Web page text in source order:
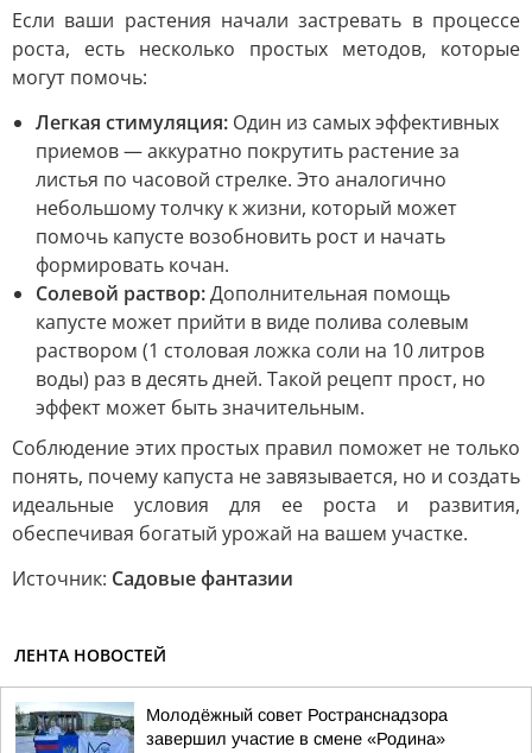
Если ваши растения начали застревать в процессе
роста, есть несколько простых методов, которые
могут помочь:
Легкая стимуляция: Один из самых эффективных
приемов — аккуратно покрутить растение за
листья по часовой стрелке. Это аналогично
небольшому толчку к жизни, который может
помочь капусте возобновить рост и начать
формировать кочан.
Солевой раствор:Дополнительная помощь
капусте может прийти в виде полива солевым
раствором (1 столовая ложка соли на 10 литров
воды) раз в десять дней. Такой рецепт прост, но
эффект может быть значительным.
Соблюдение этих простых правил поможет не только
понять, почему капуста не завязывается, но и создать
идеальные условия для ее роста и развития,
обеспечивая богатый урожай на вашем участке.
Источник: Садовые фантазии
ЛЕНТА НОВОСТЕЙ
Молодёжный совет Ространснадзора
завершил участие в смене «Родина»